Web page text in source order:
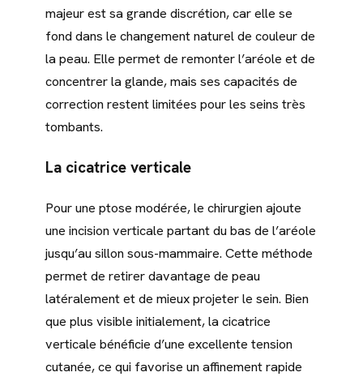
majeur est sa grande discrétion, car elle se
fond dans le changement naturel de couleur de
la peau. Elle permet de remonter l’aréole et de
concentrer la glande, mais ses capacités de
correction restent limitées pour les seins très
tombants.
La cicatrice verticale
Pour une ptose modérée, le chirurgien ajoute
une incision verticale partant du bas de l’aréole
jusqu’au sillon sous-mammaire. Cette méthode
permet de retirer davantage de peau
latéralement et de mieux projeter le sein. Bien
que plus visible initialement, la cicatrice
verticale bénéficie d’une excellente tension
cutanée, ce qui favorise un affinement rapide